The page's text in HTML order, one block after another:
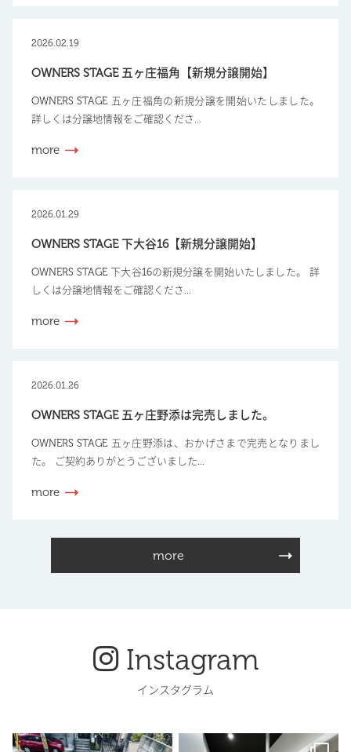
2026.02.19
OWNERS STAGE 五ヶ庄福角【新規分譲開始】
OWNERS STAGE 五ヶ庄福角の新規分譲を開始いたしました。
詳しくは分譲地情報をご確認くださ...
more
2026.01.29
OWNERS STAGE 下大谷16【新規分譲開始】
OWNERS STAGE 下大谷16の新規分譲を開始いたしました。 詳
しくは分譲地情報をご確認くださ...
more
2026.01.26
OWNERS STAGE 五ヶ庄野添は完売しました。
OWNERS STAGE 五ヶ庄野添は、おかげさまで完売となりまし
た。 ご契約ありがとうございました...
more
more
Instagram
インスタグラム